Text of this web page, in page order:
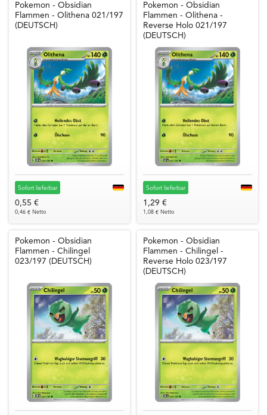
Pokemon - Obsidian
Flammen - Olithena 021/197
(DEUTSCH)
Sofort lieferbar
0,55 €
0,46 € Netto
Pokemon - Obsidian
Flammen - Olithena -
Reverse Holo 021/197
(DEUTSCH)
Sofort lieferbar
1,29 €
1,08 € Netto
Pokemon - Obsidian
Flammen - Chilingel
023/197 (DEUTSCH)
Pokemon - Obsidian
Flammen - Chilingel -
Reverse Holo 023/197
(DEUTSCH)